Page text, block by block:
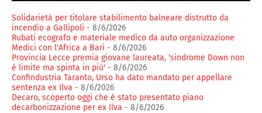
Solidarietà per titolare stabilimento balneare distrutto da
incendio a Gallipoli - 8/6/2026
Rubati ecografo e materiale medico da auto organizzazione
Medici con l'Africa a Bari - 8/6/2026
Provincia Lecce premia giovane laureata, 'sindrome Down non
è limite ma spinta in più' - 8/6/2026
Confindustria Taranto, Urso ha dato mandato per appellare
sentenza ex Ilva - 8/6/2026
Decaro, scoperto oggi che è stato presentato piano
decarbonizzazione per ex Ilva - 8/6/2026